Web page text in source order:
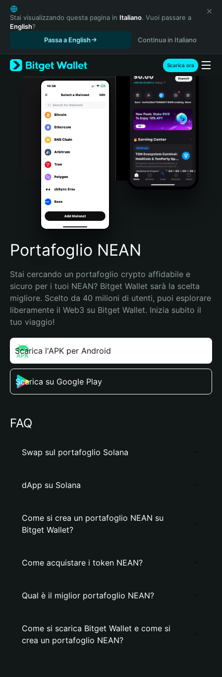
English
日本語
Tiếng Việt
Español (Latinoamérica)
Türkçe
Italiano
Português (Portugal)
Bahasa Indonesia
Português (Brasil)
Español (Argentina)
Stai visualizzando questa pagina in Italiano. Vuoi passare a
English?
Passa a English
Continua in Italiano
Scarica ora
Portafoglio NEAN
Stai cercando un portafoglio crypto affidabile e
sicuro per i tuoi NEAN? Bitget Wallet sarà la scelta
migliore. Scelto da 40 milioni di utenti, puoi esplorare
liberamente il Web3 su Bitget Wallet. Inizia subito il
tuo viaggio!
Scarica l'APK per Android
Scarica su Google Play
FAQ
Swap sul portafoglio Solana
dApp su Solana
Come si crea un portafoglio NEAN su
Bitget Wallet?
Come acquistare i token NEAN?
Qual è il miglior portafoglio NEAN?
Come si scarica Bitget Wallet e come si
crea un portafoglio NEAN?